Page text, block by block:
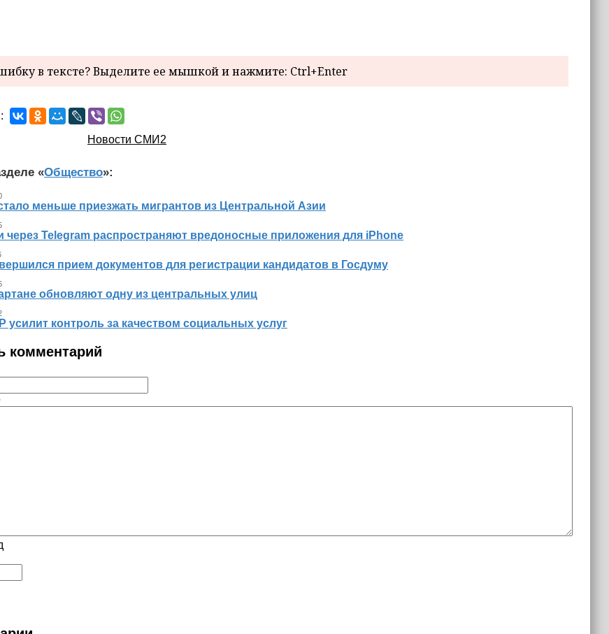
в тексте? Выделите ее мышкой и нажмите: Ctrl+Enter
Новости СМИ2
«Общество»:
меньше приезжать мигрантов из Центральной Азии
через Telegram распространяют вредоносные приложения для iPhone
прием документов для регистрации кандидатов в Госдуму
обновляют одну из центральных улиц
усилит контроль за качеством социальных услуг
комментарий